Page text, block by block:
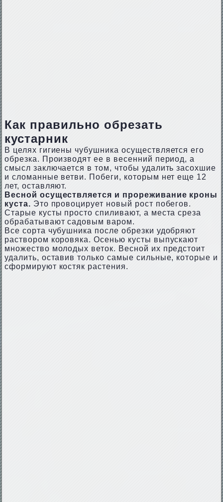
Как правильно обрезать
кустарник
В целях гигиены чубушника осуществляется его
обрезка. Производят ее в весенний период, а
смысл заключается в том, чтобы удалить засохшие
и сломанные ветви. Побеги, которым нет еще 12
лет, оставляют.
Весной осуществляется и прореживание кроны
куста. Это провоцирует новый рост побегов.
Старые кусты просто спиливают, а места среза
обрабатывают садовым варом.
Все сорта чубушника после обрезки удобряют
раствором коровяка. Осенью кусты выпускают
множество молодых веток. Весной их предстоит
удалить, оставив только самые сильные, которые и
сформируют костяк растения.